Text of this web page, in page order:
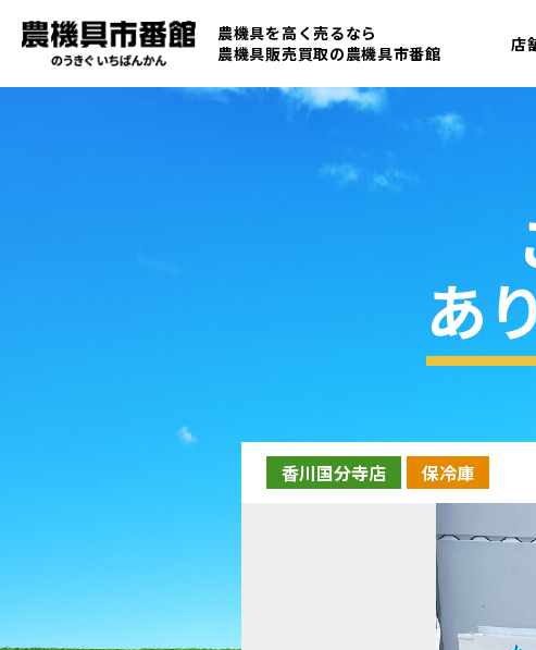
農機具を高く売るなら
農機具販売買取の農機具市番館 店
あ
香川国分寺店 保冷庫